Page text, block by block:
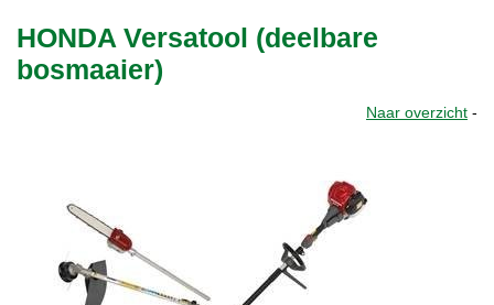
HONDA Versatool (deelbare
bosmaaier)
Naar overzicht -